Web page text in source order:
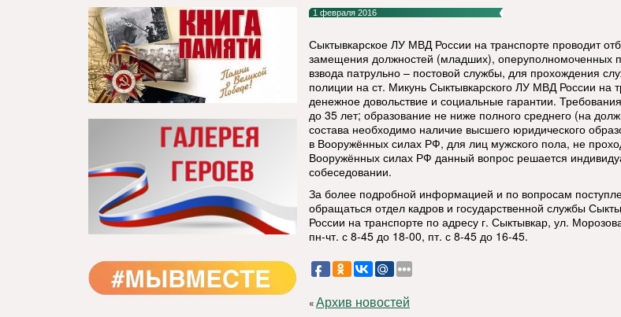
1 февраля 2016
Сыктывкарское ЛУ МВД России на транспорте проводит
замещения должностей (младших), оперуполномоченных
взвода патрульно – постовой службы, для прохождения
полиции на ст. Микунь Сыктывкарского ЛУ МВД России на
денежное довольствие и социальные гарантии.
до 35 лет; образование не ниже полного среднего (на
состава необходимо наличие высшего юридического
в Вооружённых силах РФ, для лиц мужского пола, не
Вооружённых силах РФ данный вопрос решается
собеседовании.
За более подробной информацией и по вопросам
обращаться отдел кадров и государственной службы
России на транспорте по адресу г. Сыктывкар, ул.
пн-чт. с 8-45 до 18-00, пт. с 8-45 до 16-45.
«Архив новостей